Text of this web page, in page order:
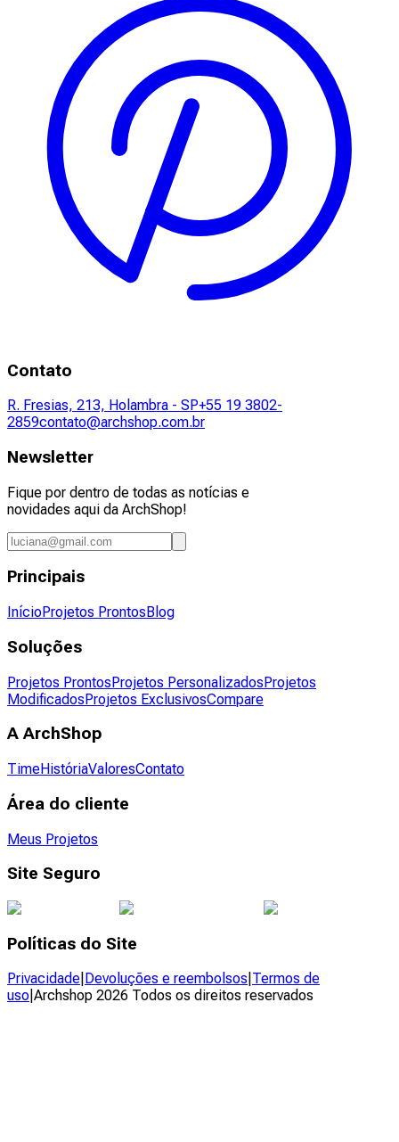
Contato
R. Fresias, 213, Holambra - SP+55 19 3802-
2859contato@archshop.com.br
Newsletter
Fique por dentro de todas as notícias e
novidades aqui da ArchShop!
Principais
InícioProjetos Prontos Blog
Soluções
Projetos ProntosProjetos PersonalizadosProjetos
ModificadosProjetos ExclusivosCompare
A ArchShop
TimeHistóriaValoresContato
Área do cliente
Meus Projetos
Site Seguro
Políticas do Site
Privacidade Devoluções e reembolsos Termos de
uso Archshop 2026 Todos os direitos reservados